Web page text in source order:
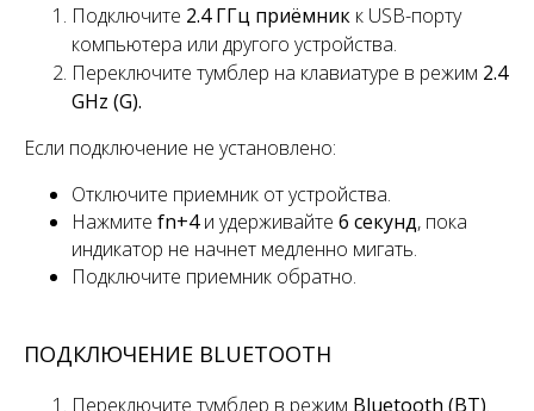
Подключите 2.4 ГГц приёмник к USB-порту
компьютера или другого устройства.
Переключите тумблер на клавиатуре в режим 2.4
GHz (G).
Если подключение не установлено:
Отключите приемник от устройства.
Нажмите fn+4и удерживайте 6 секунд, пока
индикатор не начнет медленно мигать.
Подключите приемник обратно.
ПОДКЛЮЧЕНИЕ BLUETOOTH
Переключите тумблер в режим Bluetooth (BT).